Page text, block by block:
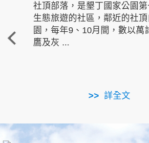
社頂部落，是墾丁國家公園
生態旅遊的社區，鄰近的社
園，每年9、10月間，數以萬
鷹及灰 ...
詳全文